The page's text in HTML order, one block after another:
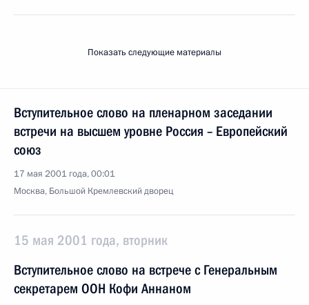
Показать следующие материалы
Вступительное слово на пленарном заседании
встречи на высшем уровне Россия – Европейский
союз
17 мая 2001 года, 00:01
Москва, Большой Кремлевский дворец
15 мая 2001 года, вторник
Вступительное слово на встрече с Генеральным
секретарем ООН Кофи Аннаном